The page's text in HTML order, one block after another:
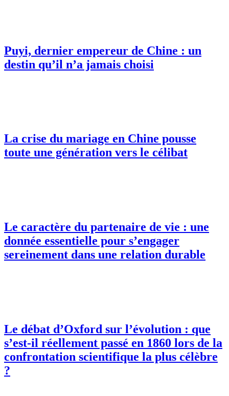
Puyi, dernier empereur de Chine : un
destin qu’il n’a jamais choisi
La crise du mariage en Chine pousse
toute une génération vers le célibat
Le caractère du partenaire de vie : une
donnée essentielle pour s’engager
sereinement dans une relation durable
Le débat d’Oxford sur l’évolution : que
s’est-il réellement passé en 1860 lors de la
confrontation scientifique la plus célèbre
?